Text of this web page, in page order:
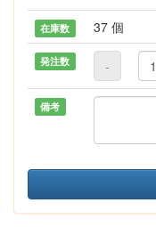
在庫数 37 個
発注数 -
備考